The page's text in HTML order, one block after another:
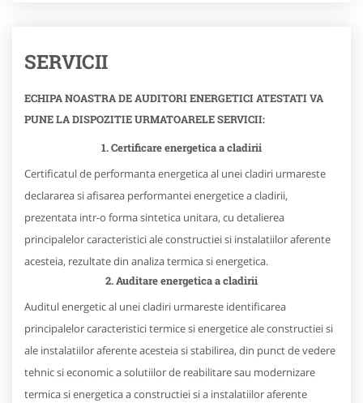
SERVICII
ECHIPA NOASTRA DE AUDITORI ENERGETICI ATESTATI VA
PUNE LA DISPOZITIE URMATOARELE SERVICII:
1. Certificare energetica a cladirii
Certificatul de performanta energetica al unei cladiri urmareste
declararea si afisarea performantei energetice a cladirii,
prezentata intr-o forma sintetica unitara, cu detalierea
principalelor caracteristici ale constructiei si instalatiilor aferente
acesteia, rezultate din analiza termica si energetica.
2. Auditare energetica a cladirii
Auditul energetic al unei cladiri urmareste identificarea
principalelor caracteristici termice si energetice ale constructiei si
ale instalatiilor aferente acesteia si stabilirea, din punct de vedere
tehnic si economic a solutiilor de reabilitare sau modernizare
termica si energetica a constructiei si a instalatiilor aferente